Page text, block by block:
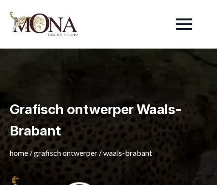
Grafisch ontwerper Waals-
Brabant
home /grafisch ontwerper /waals-brabant